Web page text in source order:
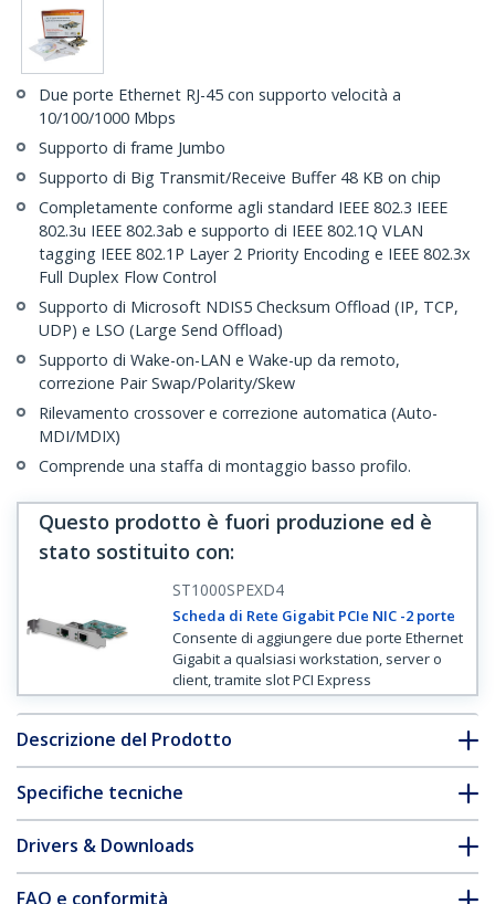
Due porte Ethernet RJ-45 con supporto velocità a
10/100/1000 Mbps
Supporto di frame Jumbo
Supporto di Big Transmit/Receive Buffer 48 KB on chip
Completamente conforme agli standard IEEE 802.3 IEEE
802.3u IEEE 802.3ab e supporto di IEEE 802.1Q VLAN
tagging IEEE 802.1P Layer 2 Priority Encoding e IEEE 802.3x
Full Duplex Flow Control
Supporto di Microsoft NDIS5 Checksum Offload (IP, TCP,
UDP) e LSO (Large Send Offload)
Supporto di Wake-on-LAN e Wake-up da remoto,
correzione Pair Swap/Polarity/Skew
Rilevamento crossover e correzione automatica (Auto-
MDI/MDIX)
Comprende una staffa di montaggio basso profilo.
Questo prodotto è fuori produzione ed è
stato sostituito con:
ST1000SPEXD4
Scheda di Rete Gigabit PCIe NIC -2 porte
Consente di aggiungere due porte Ethernet
Gigabit a qualsiasi workstation, server o
client, tramite slot PCI Express
Descrizione del Prodotto
Specifiche tecniche
Drivers & Downloads
FAQ e conformità